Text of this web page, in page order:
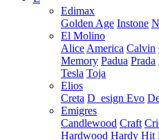
Edimax
Golden Age Instone
El Molino
Alice America Calvin
Memory Padua Prada
Tesla Toja
Elios
Creta D_esign Evo
Emigres
Candlewood Craft
Hardwood Hardy Hit